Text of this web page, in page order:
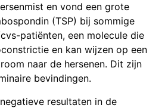
en vond een grote
(TSP) bij sommige
patiënten, een molecule die
en kan wijzen op een
naar de hersenen. Dit zijn
bevindingen.
resultaten in de